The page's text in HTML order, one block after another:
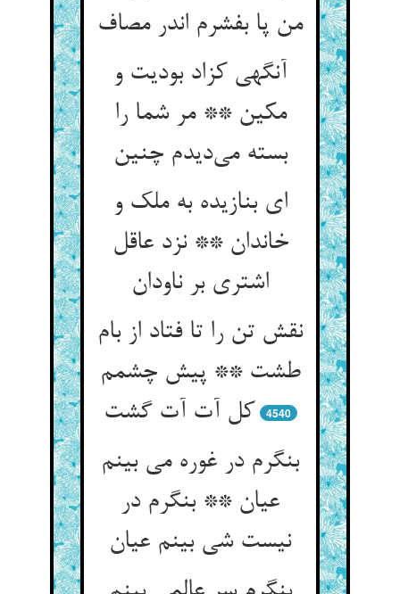
من پا بفشرم اندر مصاف
آنگهی کزاد بودیت و
مکین ** مر شما را
بسته می‌دیدم چنین
ای بنازیده به ملک و
خاندان ** نزد عاقل
اشتری بر ناودان
نقش تن را تا فتاد از بام
طشت ** پیش چشمم
کل آت آت گشت
4540
بنگرم در غوره می بینم
عیان ** بنگرم در
نیست شی بینم عیان